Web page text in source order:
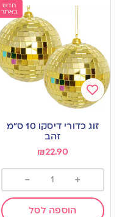
חדש
באתר
Add
to
wishlist
זוג כדורי דיסקו 10 ס”מ
זהב
₪22.90
+
-
הוספה לסל